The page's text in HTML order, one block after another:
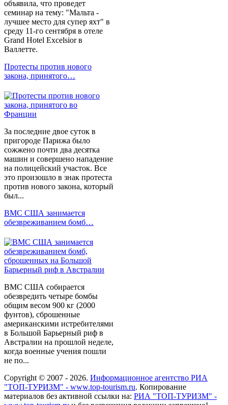
объявила, что проведет
семинар на тему: "Мальта -
лучшее место для супер яхт" в
среду 11-го сентября в отеле
Grand Hotel Excelsior в
Валлетте.
Протесты против нового
закона, принятого…
За последние двое суток в
пригороде Парижа было
сожжено почти два десятка
машин и совершено нападение
на полицейский участок. Все
это произошло в знак протеста
против нового закона, который
был...
ВМС США занимается
обезвреживанием бомб…
ВМС США собирается
обезвредить четыре бомбы
общим весом 900 кг (2000
фунтов), сброшенные
американскими истребителями
в Большой Барьерный риф в
Австралии на прошлой неделе,
когда военные учения пошли
не по...
Copyright © 2007 - 2026. Информационное агентство РИА
"ТОП-ТУРИЗМ" - www.top-tourism.ru. Копирование
материалов без активной ссылки на: РИА "ТОП-ТУРИЗМ" -